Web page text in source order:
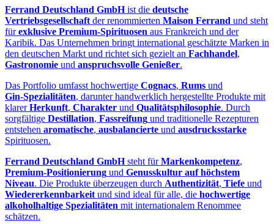
Ferrand Deutschland GmbHist die deutsche
Vertriebsgesellschaft der renommierten Maison Ferrand und steht
fürexklusive Premium‑Spirituosen aus Frankreich und der
Karibik. Das Unternehmen bringt international geschätzte Marken in
den deutschen Markt und richtet sich gezielt an Fachhandel,
Gastronomie und anspruchsvolle Genießer.
Das Portfolio umfasst hochwertige Cognacs, Rums und
Gin‑Spezialitäten, darunter handwerklich hergestellte Produkte mit
klarerHerkunft, Charakter und Qualitätsphilosophie. Durch
sorgfältige Destillation, Fassreifung und traditionelle Rezepturen
entstehen aromatische, ausbalancierte und ausdrucksstarke
Spirituosen.
Ferrand Deutschland GmbHsteht fürMarkenkompetenz,
Premium‑Positionierung und Genusskultur auf höchstem
Niveau. Die Produkte überzeugen durch Authentizität, Tiefe und
Wiedererkennbarkeit und sind ideal für alle, die hochwertige
alkoholhaltige Spezialitäten mit internationalem Renommee
schätzen.